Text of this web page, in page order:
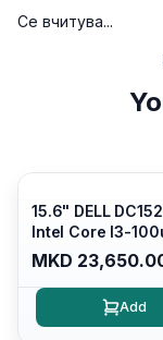
Се вчитува...
15.6" DELL
Intel Core I3-
DDR4/ 512GB
Iris Xe Graphics/
Anti-glare LED
Backlit Kb/
MKD
Add